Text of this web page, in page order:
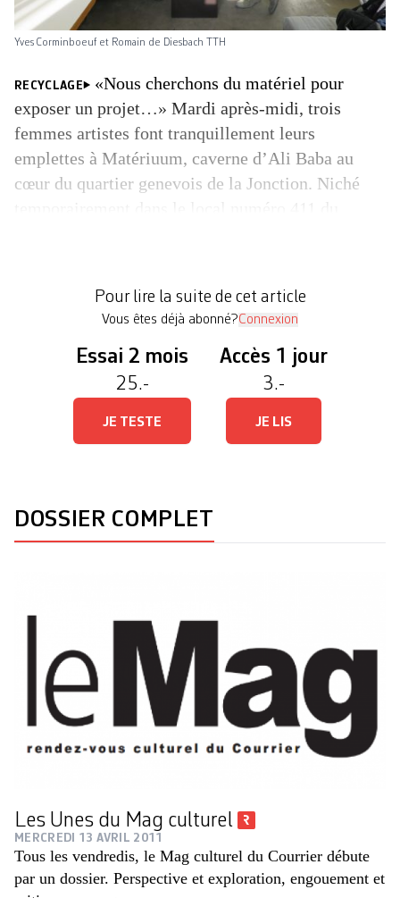
Yves Corminboeuf et Romain de Diesbach TTH
RECYCLAGE
«Nous cherchons du matériel pour
exposer un projet…» Mardi après-midi, trois
femmes artistes font tranquillement leurs
emplettes à Matériuum, caverne d’Ali Baba au
cœur du quartier genevois de la Jonction. Niché
Pour lire la suite de cet article
Vous êtes déjà abonné?Connexion
Essai 2 mois
25.-
JE TESTE
Accès 1 jour
3.-
JE LIS
DOSSIER COMPLET
Les Unes du Mag culturel
MERCREDI 13 AVRIL 2011
Tous les vendredis, le Mag culturel du Courrier débute
par un dossier. Perspective et exploration, engouement et